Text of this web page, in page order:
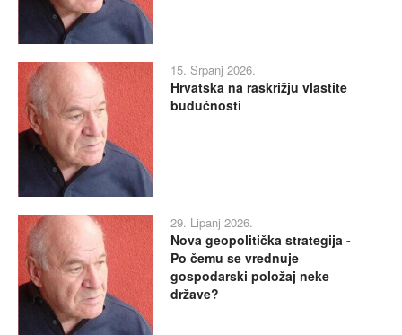
15. Srpanj 2026.
Hrvatska na raskrižju vlastite
budućnosti
29. Lipanj 2026.
Nova geopolitička strategija -
Po čemu se vrednuje
gospodarski položaj neke
države?